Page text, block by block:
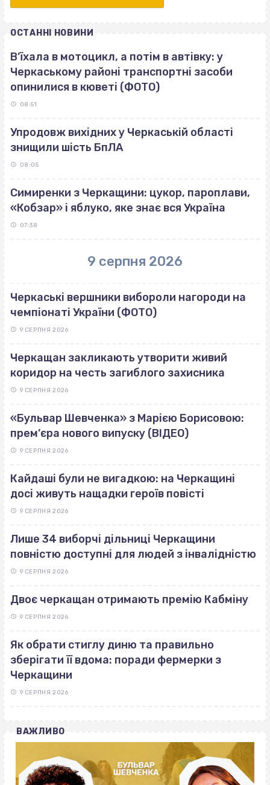
ОСТАННІ НОВИНИ
В’їхала в мотоцикл, а потім в автівку: у
Черкаському районі транспортні засоби
опинилися в кюветі (ФОТО)
08:51
Упродовж вихідних у Черкаській області
знищили шість БпЛА
08:05
Симиренки з Черкащини: цукор, пароплави,
«Кобзар» і яблуко, яке знає вся Україна
07:38
9 серпня 2026
Черкаські вершники вибороли нагороди на
чемпіонаті України (ФОТО)
9 СЕРПНЯ 2026
Черкащан закликають утворити живий
коридор на честь загиблого захисника
9 СЕРПНЯ 2026
«Бульвар Шевченка» з Марією Борисовою:
прем’єра нового випуску (ВІДЕО)
9 СЕРПНЯ 2026
Кайдаші були не вигадкою: на Черкащині
досі живуть нащадки героїв повісті
9 СЕРПНЯ 2026
Лише 34 виборчі дільниці Черкащини
повністю доступні для людей з інвалідністю
9 СЕРПНЯ 2026
Двоє черкащан отримають премію Кабміну
9 СЕРПНЯ 2026
Як обрати стиглу диню та правильно
зберігати її вдома: поради фермерки з
Черкащини
9 СЕРПНЯ 2026
ВАЖЛИВО